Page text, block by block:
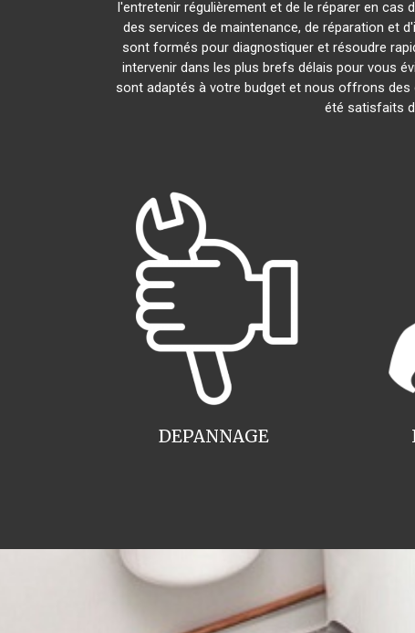
l'entretenir régulièrement et de le réparer en cas
des services de maintenance, de réparation et
sont formés pour diagnostiquer et résoudre
intervenir dans les plus brefs délais pour vous
sont adaptés à votre budget et nous offrons
été satisfaits
DEPANNAGE